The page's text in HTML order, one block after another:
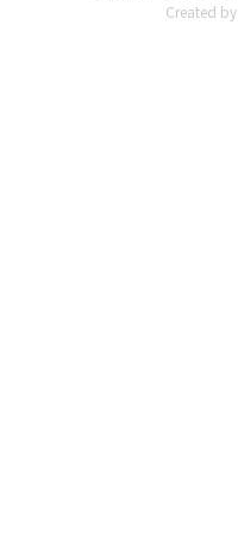
Created by